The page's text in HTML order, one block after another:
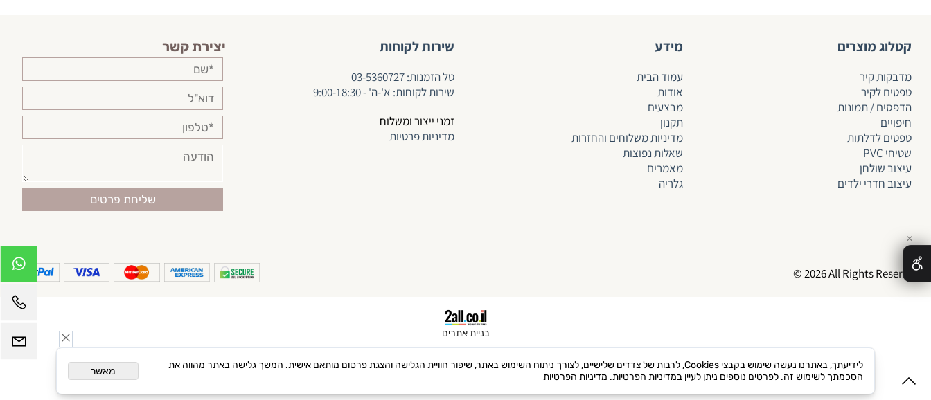
קטלוג מוצרים
מדבקות קיר
טפטים לקיר
הדפסים / תמונות
חיפויים
טפטים לדלתות
שטיחי PVC
עיצוב שולחן
עיצוב חדרי ילדים
מידע
עמוד הבית
אודות
מבצעים
תקנון
מדיניות משלוחים והחזרות
שאלות נפוצות
מאמרים
גלריה
שירות לקוחות
טל הזמנות:03-5360727
שירות לקוחות: א'-ה' - 9:00-18:30
זמני ייצור ומשלוח
מדיניות פרטיות
יצירת קשר
© 2026 All Rights Reserved
בניית אתרים
✕
לידיעתך, באתרנו נעשה שימוש בקבצי Cookies, לרבות של צדדים שלישיים, לצורך ניתוח השימוש באתר, שיפור חוויית הגלישה והצגת פרסום מותאם אישית. המשך גלישה באתר מהווה את
הסכמתך לשימוש זה. לפרטים נוספים ניתן לעיין במדיניות הפרטיות. מדיניות הפרטיות מאשר